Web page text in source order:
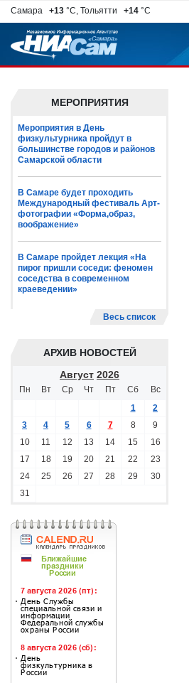
Самара +13 °C, Тольятти +14 °C
МЕРОПРИЯТИЯ
Мероприятия в День
физкультурника пройдут в
большинстве городов и районов
Самарской области
В Самаре будет проходить
Международный фестиваль Арт-
фотографии «Форма,образ,
воображение»
В Самаре пройдет лекция «На
пирог пришли соседи: феномен
соседства в современном
краеведении»
Весь список
АРХИВ НОВОСТЕЙ
Август 2026
Пн Вт Ср Чт Пт Сб
Вс
1
2
3
4 5 6 7 8
9
10
11 12 13 14 15
16
17
18 19 20 21 22
23
24
25 26 27 28 29
30
31